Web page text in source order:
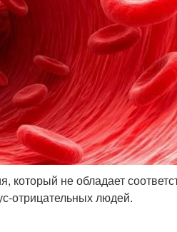
который не обладает
отрицательных людей.